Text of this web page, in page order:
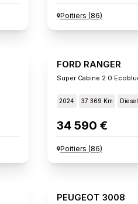
Poitiers (86)
FORD RANGER
2024 37 369 Km Diesel
34 590 €
Poitiers (86)
PEUGEOT 3008